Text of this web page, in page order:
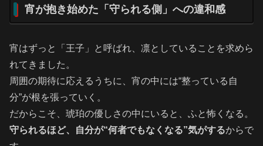
宵が抱き始めた「守られる側」への違和感
宵はずっと「王子」と呼ばれ、凛としていることを求めら
れてきました。
周囲の期待に応えるうちに、宵の中には“整っている自
分”が根を張っていく。
だからこそ、琥珀の優しさの中にいると、ふと怖くなる。
守られるほど、自分が“何者でもなくなる”気がするからで